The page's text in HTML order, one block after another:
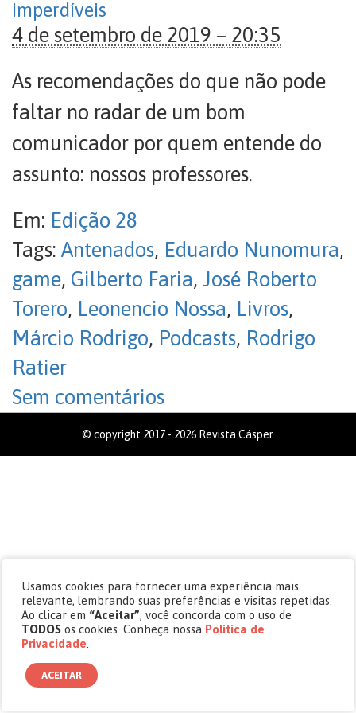
Imperdíveis
4 de setembro de 2019 – 20:35
As recomendações do que não pode
faltar no radar de um bom
comunicador por quem entende do
assunto: nossos professores.
Em: Edição 28
Tags: Antenados, Eduardo Nunomura,
game, Gilberto Faria, José Roberto
Torero, Leonencio Nossa, Livros,
Márcio Rodrigo, Podcasts, Rodrigo
Ratier
Sem comentários
© copyright 2017 - 2026 Revista Cásper.
Usamos cookies para fornecer uma experiência mais
relevante, lembrando suas preferências e visitas repetidas.
Ao clicar em “Aceitar”, você concorda com o uso de
TODOS os cookies. Conheça nossa Política de
Privacidade
ACEITAR